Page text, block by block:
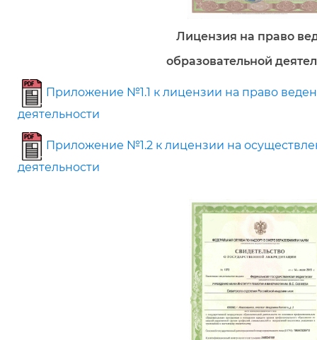
Лицензия на право
образовательной
Приложение №1.1 к лицензии на право
деятельности
Приложение №1.2 к лицензии на
деятельности